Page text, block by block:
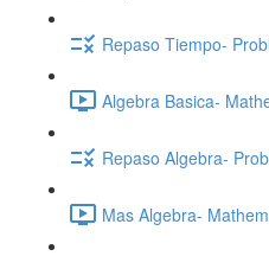
Repaso Tiempo-
Algebra Basica-
Repaso Algebra-
Mas Algebra-